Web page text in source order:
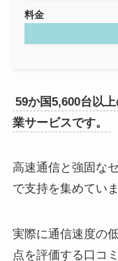
料金
59か国5,600台以
業サービスです。
高速通信と強固な
で支持を集めていま
実際に通信速度の
点を評価する口コ